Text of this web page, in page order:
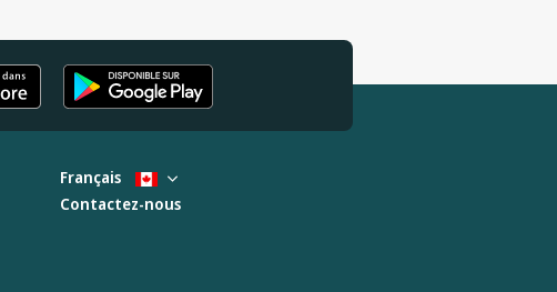
Français
Contactez-nous